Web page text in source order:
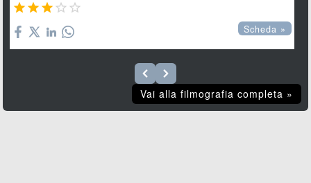
    
Scheda »
Vai alla filmografia completa »